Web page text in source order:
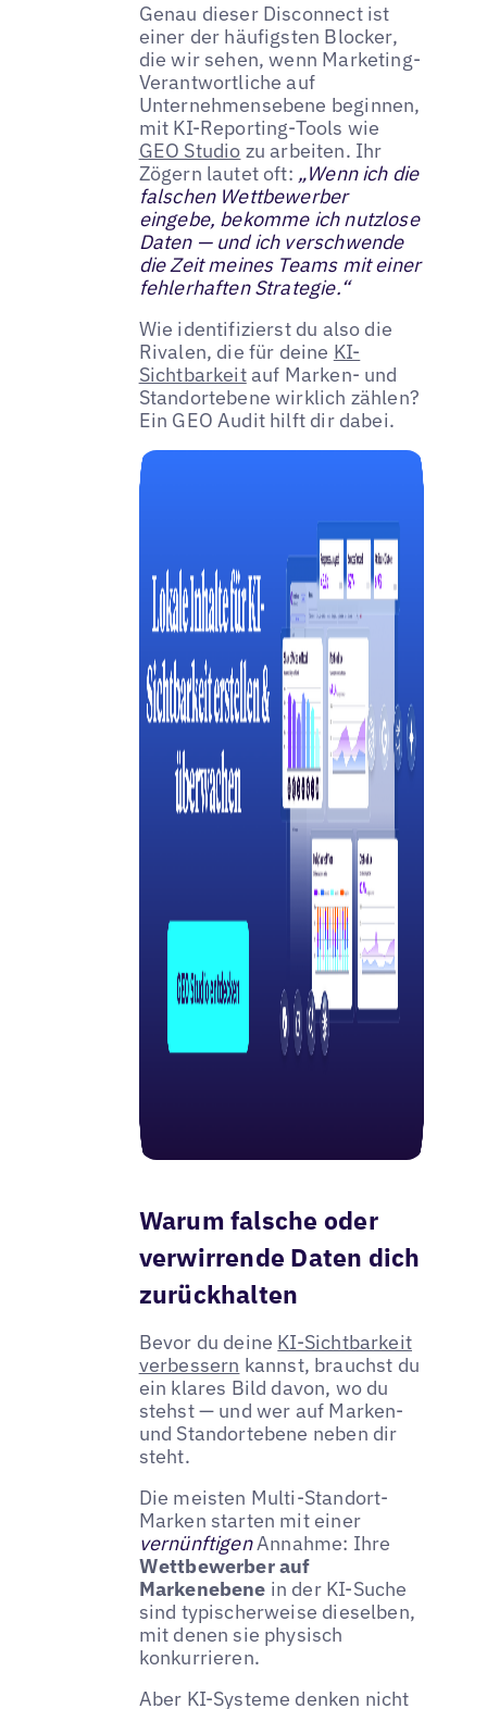
Genau dieser Disconnect ist
einer der häufigsten Blocker,
die wir sehen, wenn Marketing-
Verantwortliche auf
Unternehmensebene beginnen,
mit KI-Reporting-Tools wie
GEO Studio zu arbeiten. Ihr
Zögern lautet oft: „Wenn ich die
falschen Wettbewerber
eingebe, bekomme ich nutzlose
Daten — und ich verschwende
die Zeit meines Teams mit einer
fehlerhaften Strategie.“
Wie identifizierst du also die
Rivalen, die für deine KI-
Sichtbarkeitauf Marken- und
Standortebene wirklich zählen?
Ein GEO Audit hilft dir dabei.
Warum falsche oder
verwirrende Daten dich
zurückhalten
Bevor du deine KI-Sichtbarkeit
verbessern kannst, brauchst du
ein klares Bild davon, wo du
stehst — und wer auf Marken-
und Standortebene neben dir
steht.
Die meisten Multi-Standort-
Marken starten mit einer
vernünftigenAnnahme: Ihre
Wettbewerber auf
Markenebene in der KI-Suche
sind typischerweise dieselben,
mit denen sie physisch
konkurrieren.
Aber KI-Systeme denken nicht